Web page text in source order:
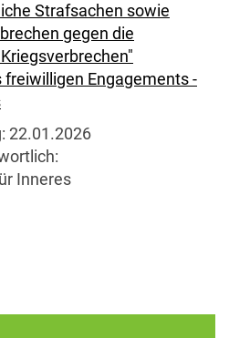
Strafsachen sowie
gegen die
freiwilligen Engagements -
22.01.2026
Inneres